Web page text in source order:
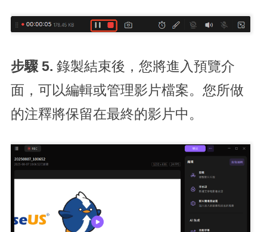
步驟 5. 錄製結束後，您將進入預覽介
面，可以編輯或管理影片檔案。您所做
的注釋將保留在最終的影片中。